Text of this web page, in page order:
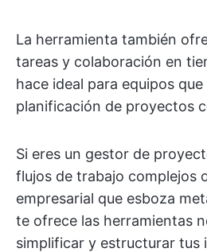
La herramienta también
tareas y colaboración en
hace ideal para equipos
planificación de proyectos
Si eres un gestor de
flujos de trabajo complejos
empresarial que esboza
te ofrece las herramientas
simplificar y estructurar tus